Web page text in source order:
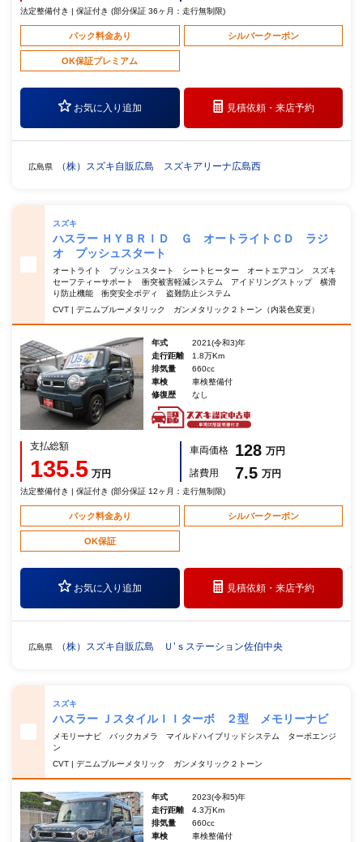
法定整備付き | 保証付き (部分保証 36ヶ月：走行無制限)
パック料金あり シルバークーポン
OK保証プレミアム
お気に入り追加 見積依頼・来店予約
広島県 （株）スズキ自販広島 スズキアリーナ広島西
スズキ
ハスラー ＨＹＢＲＩＤ Ｇ オートライトＣＤ ラジ
オ プッシュスタート
オートライト プッシュスタート シートヒーター オートエアコン スズキ
セーフティーサポート 衝突被害軽減システム アイドリングストップ 横滑
り防止機能 衝突安全ボディ 盗難防止システム
CVT | デニムブルーメタリック ガンメタリック２トーン（内装色変更）
年式
2021(令和3)年
走行距離
1.8万Km
排気量
660cc
車検
車検整備付
修復歴
なし
支払総額
135.5 万円
車両価格 128 万円
諸費用
7.5 万円
法定整備付き | 保証付き (部分保証 12ヶ月：走行無制限)
パック料金あり シルバークーポン
OK保証
お気に入り追加 見積依頼・来店予約
広島県 （株）スズキ自販広島 Ｕ’ｓステーション佐伯中央
スズキ
ハスラー ＪスタイルＩＩターボ ２型 メモリーナビ
メモリーナビ バックカメラ マイルドハイブリッドシステム ターボエンジ
ン
CVT | デニムブルーメタリック ガンメタリック２トーン
年式
2023(令和5)年
走行距離
4.3万Km
排気量
660cc
車検
車検整備付